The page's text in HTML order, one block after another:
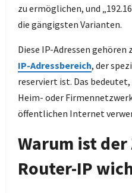
zu ermöglichen, und
die gängigsten Varianten.
Diese IP-Adressen
IP-Adressbereich, der
reserviert ist. Das
Heim- oder
öffentlichen Internet
Warum ist
Router-IP